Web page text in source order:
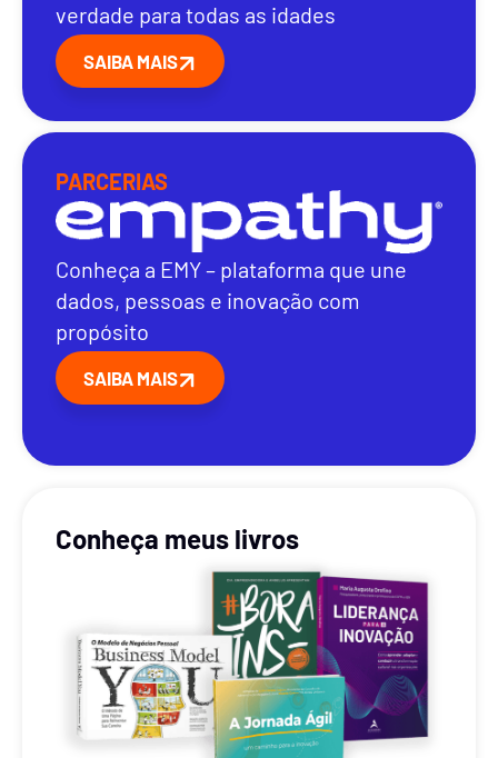
verdade para todas as idades
SAIBA MAIS
PARCERIAS
Conheça a EMY – plataforma que une
dados, pessoas e inovação com
propósito
SAIBA MAIS
Conheça meus livros